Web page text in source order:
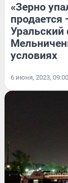
«Зерно
продается
условиях
6 июня, 2023, 09:00